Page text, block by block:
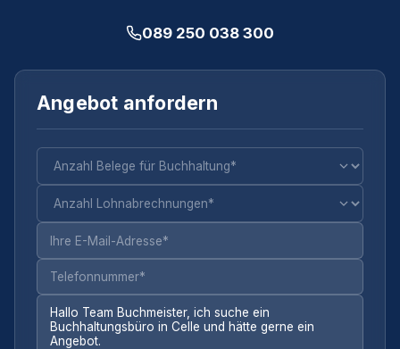
089 250 038 300
Angebot anfordern